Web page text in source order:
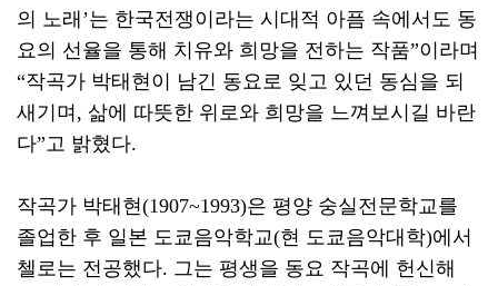
의 노래 ’는 한국전쟁이라는 시대적 아픔 속에서도 동
요의 선율을 통해 치유와 희망을 전하는 작품”이라며
“작곡가 박태현이 남긴 동요로 잊고 있던 동심을 되
새기며 , 삶에 따뜻한 위로와 희망을 느껴보시길 바란
다”고 밝혔다.
작곡가 박태현(1907~1993)은 평양 숭실전문학교를
졸업한 후 일본 도쿄음악학교(현 도쿄음악대학)에서
첼로는 전공했다. 그는 평생을 동요 작곡에 헌신해